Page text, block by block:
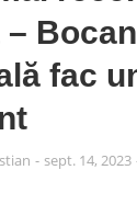
–
fac
sept. 14, 2023